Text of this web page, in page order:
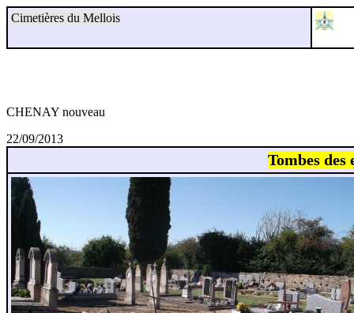
Cimetières du Mellois
CHENAY nouveau
22/09/2013
Tombes